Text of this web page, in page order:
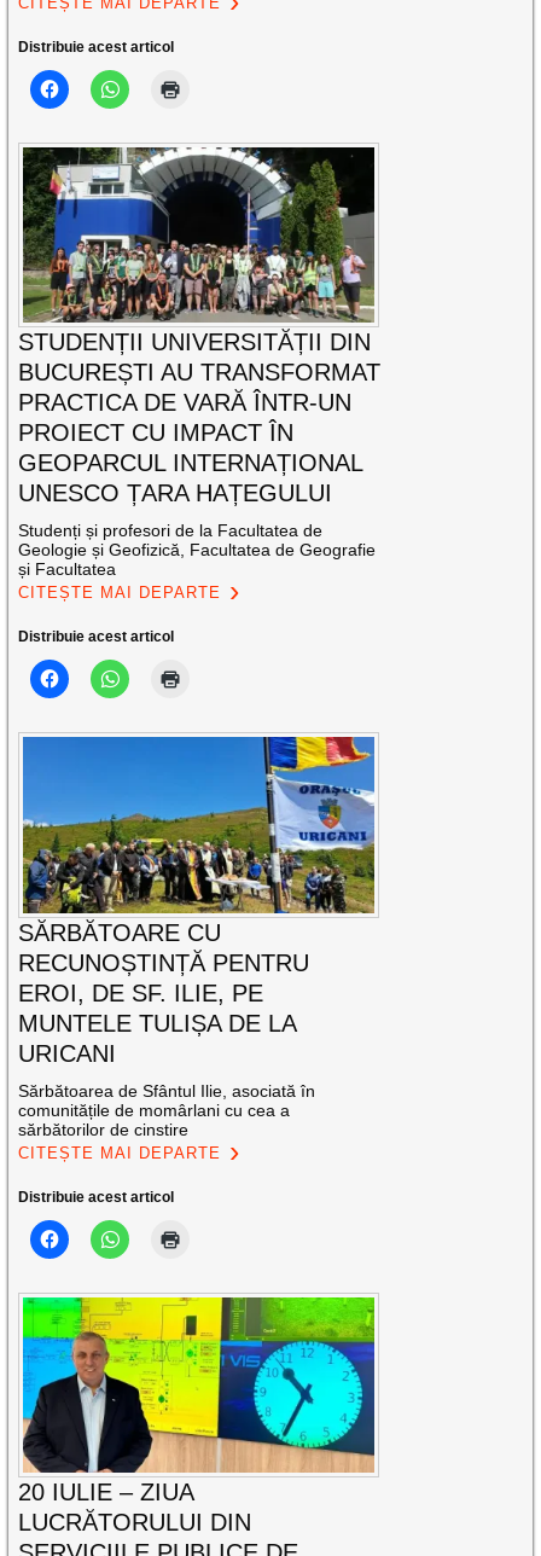
Distribuie acest articol
STUDENȚII UNIVERSITĂȚII DIN
BUCUREȘTI AU TRANSFORMAT
PRACTICA DE VARĂ ÎNTR-UN
PROIECT CU IMPACT ÎN
GEOPARCUL INTERNAȚIONAL
UNESCO ȚARA HAȚEGULUI
Studenți și profesori de la Facultatea de
Geologie și Geofizică, Facultatea de Geografie
și Facultatea
CITEȘTE MAI DEPARTE
Distribuie acest articol
SĂRBĂTOARE CU
RECUNOȘTINȚĂ PENTRU
EROI, DE SF. ILIE, PE
MUNTELE TULIȘA DE LA
URICANI
Sărbătoarea de Sfântul Ilie, asociată în
comunitățile de momârlani cu cea a
sărbătorilor de cinstire
CITEȘTE MAI DEPARTE
Distribuie acest articol
20 IULIE – ZIUA
LUCRĂTORULUI DIN